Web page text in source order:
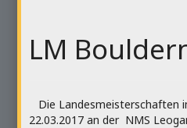
LM
Die Landesmeisterschaften
22.03.2017 an der NMS